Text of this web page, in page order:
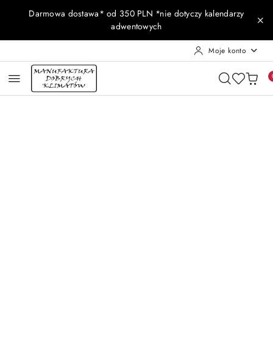
Przejdź do treści głównej
Przejdź do wyszukiwarki
Przejdź do moje konto
Przejdź do menu głównego
Przejdź do opisu produktu
Przejdź do stopki
Darmowa dostawa* od 350 PLN *nie dotyczy kalendarzy
adwentowych
Moje konto